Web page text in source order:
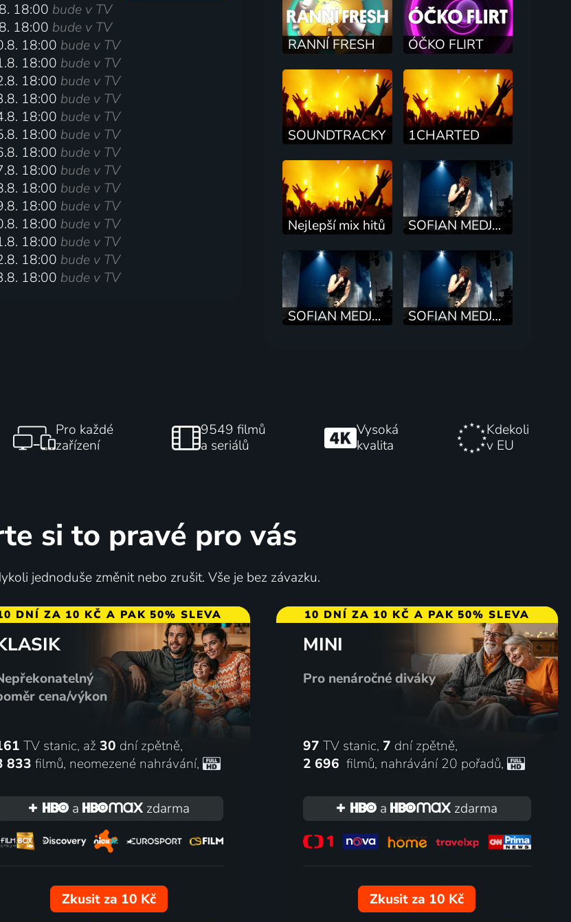
18:00 bude v TV
18:00 bude v TV
18:00 bude v TV
18:00 bude v TV
18:00 bude v TV
18:00 bude v TV
18:00 bude v TV
18:00 bude v TV
18:00 bude v TV
18:00 bude v TV
18:00 bude v TV
18:00 bude v TV
18:00 bude v TV
18:00 bude v TV
18:00 bude v TV
18:00 bude v TV
RANNÍ FRESH ÓČKO FLIRT
SOUNDTRACKY 1CHARTED
Nejlepší mix hitů SOFIAN MEDJMEDJ WEEK: TOP 3 DEBUTY
SOFIAN MEDJMEDJ WEEK: TOP 3 ŽIVÁKY SOFIAN MEDJMEDJ WEEK: TOP 3 FEATY
Pro každé
zařízení
9549 filmů
a seriálů
Vysoká
kvalita
Kdekoli
v EU
si to pravé pro vás
jednoduše změnit nebo zrušit. Vše je bez závazku.
DNÍ ZA 10 KČ A PAK 50% SLEVA
cena/výkon
TV stanic, až 30 dní zpětně,
833 filmů, neomezené nahrávání,
a zdarma
Zkusit za 10 Kč
10 DNÍ ZA 10 KČ A PAK 50% SLEVA
MINI
Pro nenáročné diváky
97 TV stanic, 7 dní zpětně,
2 696 filmů, nahrávání 20 pořadů,
a zdarma
Zkusit za 10 Kč